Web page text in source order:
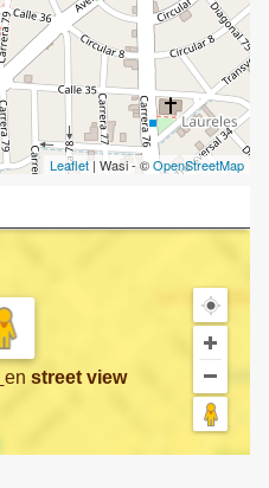
Leaflet | Wasi - ©OpenStreetMap
en street view